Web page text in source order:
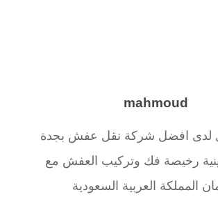
mahmoud
لدى افضل شركة نقل عفش بجدة
رخيصة فك وتركيب العفش مع
المملكة العربية السعودية